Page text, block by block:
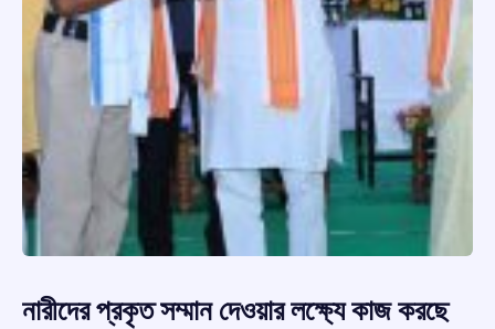
নারীদের প্রকৃত সম্মান দেওয়ার লক্ষ্যে কাজ করছে